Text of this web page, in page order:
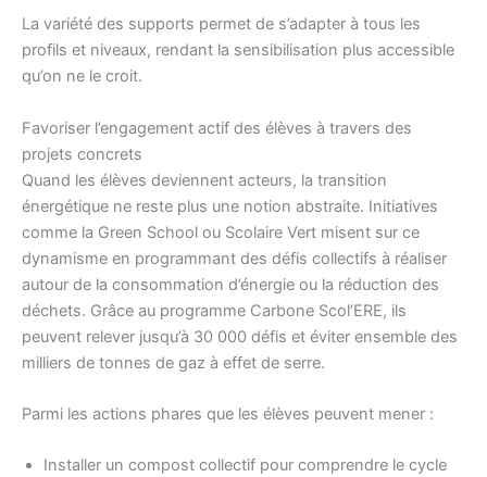
La variété des supports permet de s’adapter à tous les
profils et niveaux, rendant la sensibilisation plus accessible
qu’on ne le croit.
Favoriser l’engagement actif des élèves à travers des
projets concrets
Quand les élèves deviennent acteurs, la transition
énergétique ne reste plus une notion abstraite. Initiatives
comme la Green School ou Scolaire Vert misent sur ce
dynamisme en programmant des défis collectifs à réaliser
autour de la consommation d’énergie ou la réduction des
déchets. Grâce au programme Carbone Scol’ERE, ils
peuvent relever jusqu’à 30 000 défis et éviter ensemble des
milliers de tonnes de gaz à effet de serre.
Parmi les actions phares que les élèves peuvent mener :
Installer un compost collectif pour comprendre le cycle